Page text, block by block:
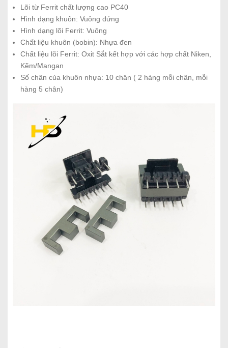
Lõi từ Ferrit chất lượng cao PC40
Hình dạng khuôn: Vuông đứng
Hình dạng lõi Ferrit: Vuông
Chất liệu khuôn (bobin): Nhựa đen
Chất liệu lõi Ferrit: Oxit Sắt kết hợp với các hợp chất Niken,
Kẽm/Mangan
Số chân của khuôn nhựa: 10 chân ( 2 hàng mỗi chân, mỗi
hàng 5 chân)